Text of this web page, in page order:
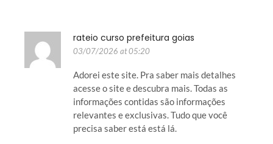
rateio curso prefeitura goias
03/07/2026 at 05:20
Adorei este site. Pra saber mais detalhes
acesse o site e descubra mais. Todas as
informações contidas são informações
relevantes e exclusivas. Tudo que você
precisa saber está está lá.